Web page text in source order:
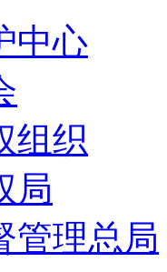
中心
组织
局
管理总局